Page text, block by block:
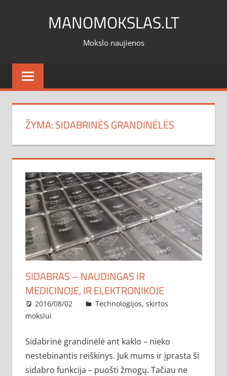
MANOMOKSLAS.LT
Mokslo naujienos
ŽYMA:SIDABRINĖS GRANDINĖLĖS
SIDABRAS – NAUDINGAS IR
MEDICINOJE, IR ELEKTRONIKOJE
2016/08/02 administratorius
Technologijos, skirtos
mokslui
Sidabrinė grandinėlė ant kaklo – nieko
nestebinantis reiškinys. Juk mums ir įprasta ši
sidabro funkcija – puošti žmogų. Tačiau ne